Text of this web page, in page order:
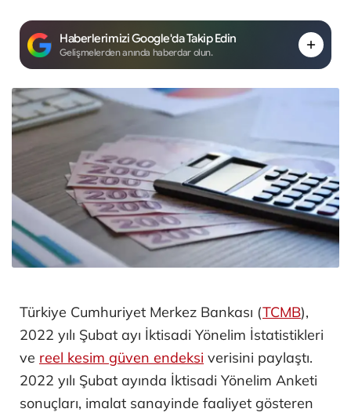
Haberlerimizi Google'da Takip Edin
Gelişmelerden anında haberdar olun.
Türkiye Cumhuriyet Merkez Bankası (TCMB),
2022 yılı Şubat ayı İktisadi Yönelim İstatistikleri
ve reel kesim güven endeksi verisini paylaştı.
2022 yılı Şubat ayında İktisadi Yönelim Anketi
sonuçları, imalat sanayinde faaliyet gösteren